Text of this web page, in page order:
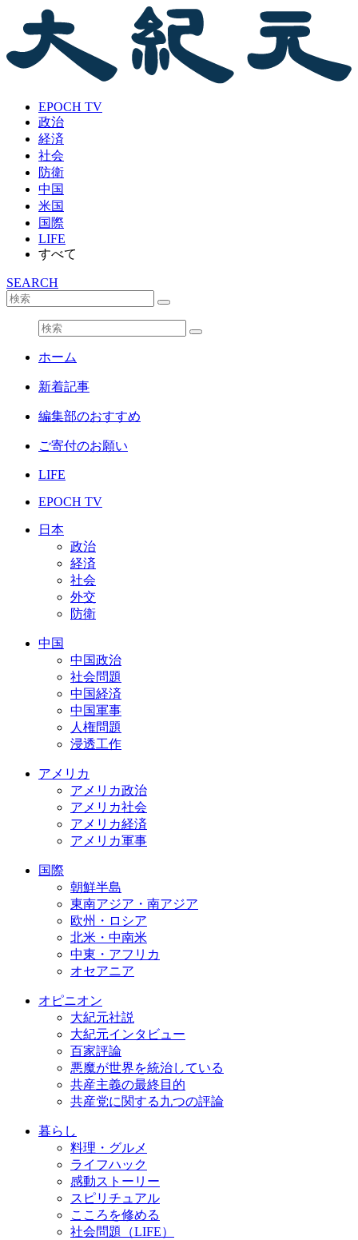
EPOCH TV
政治
経済
社会
防衛
中国
米国
国際
LIFE
すべて
SEARCH
ホーム
新着記事
編集部のおすすめ
ご寄付のお願い
LIFE
EPOCH TV
日本
政治
経済
社会
外交
防衛
中国
中国政治
社会問題
中国経済
中国軍事
人権問題
浸透工作
アメリカ
アメリカ政治
アメリカ社会
アメリカ経済
アメリカ軍事
国際
朝鮮半島
東南アジア・南アジア
欧州・ロシア
北米・中南米
中東・アフリカ
オセアニア
オピニオン
大紀元社説
大紀元インタビュー
百家評論
悪魔が世界を統治している
共産主義の最終目的
共産党に関する九つの評論
暮らし
料理・グルメ
ライフハック
感動ストーリー
スピリチュアル
こころを修める
社会問題（LIFE）